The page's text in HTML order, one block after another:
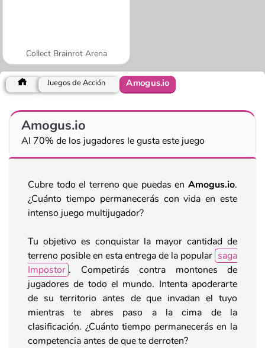
Collect Brainrot Arena
Juegos de Acción Amogus.io
Amogus.io
Al 70% de los jugadores le gusta este juego
Cubre todo el terreno que puedas en Amogus.io.
¿Cuánto tiempo permanecerás con vida en este
intenso juego multijugador?
Tu objetivo es conquistar la mayor cantidad de
terreno posible en esta entrega de la popular saga
Impostor . Competirás contra montones de
jugadores de todo el mundo. Intenta apoderarte
de su territorio antes de que invadan el tuyo
mientras te abres paso a la cima de la
clasificación. ¿Cuánto tiempo permanecerás en la
competencia antes de que te derroten?